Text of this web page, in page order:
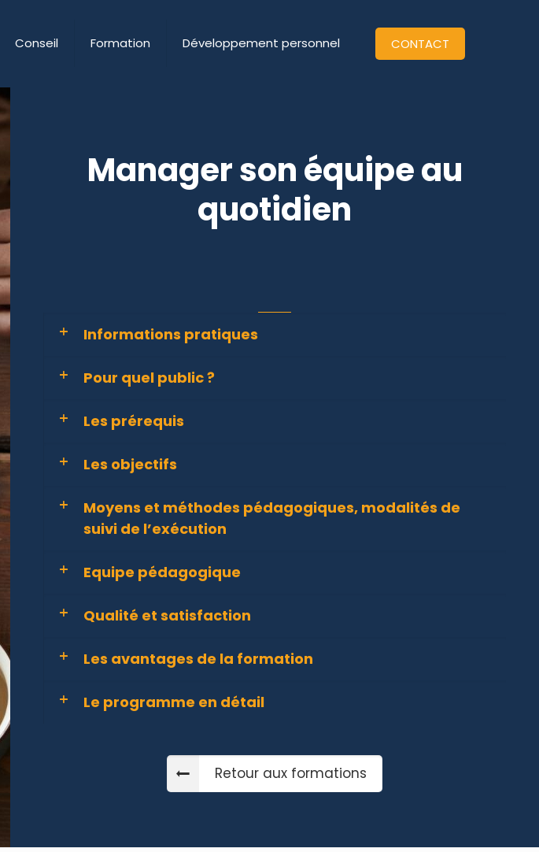
Conseil Formation Développement personnel CONTACT
Manager son équipe au
quotidien
Informations pratiques
Pour quel public ?
Les prérequis
Les objectifs
Moyens et méthodes pédagogiques, modalités de
suivi de l’exécution
Equipe pédagogique
Qualité et satisfaction
Les avantages de la formation
Le programme en détail
Retour aux formations